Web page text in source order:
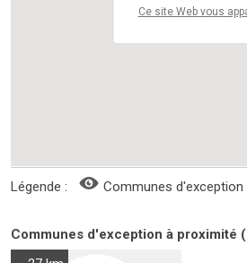
Ce site Web vous
Légende : Communes d'exception
Communes d'exception à proximité